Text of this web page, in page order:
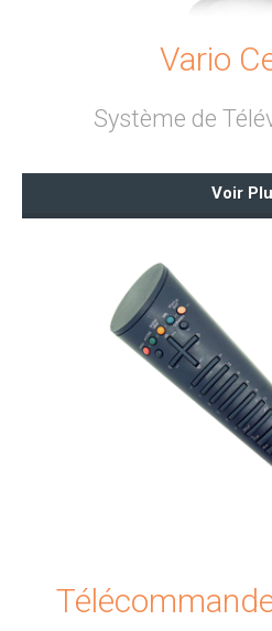
Vario
Système de
Voir